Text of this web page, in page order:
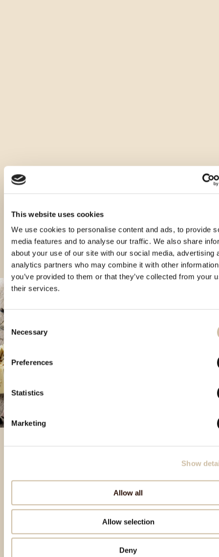
This website uses cookies
We use cookies to personalise content and ads, to provide
media features and to analyse our traffic. We also share
about your use of our site with our social media, advertising
analytics partners who may combine it with other
you’ve provided to them or that they’ve collected from your
their services.
Consent
Selection
Necessary
Preferences
Statistics
Marketing
Show
Allow all
Allow selection
Deny
Prodotti in evidenza